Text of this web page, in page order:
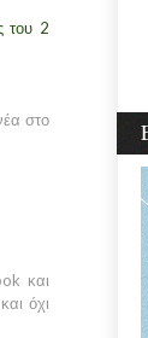
του 2
στο
και
όχι